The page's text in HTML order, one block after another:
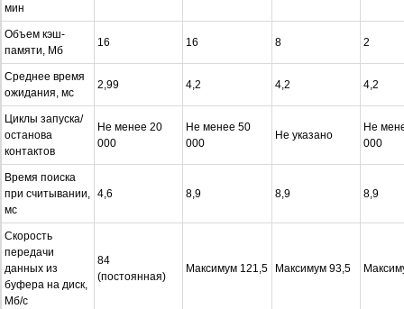
мин
Объем кэш-
памяти, Мб
16 16 8 2
Среднее время
ожидания, мс
2,99 4,2 4,2 4,2
Циклы запуска/
останова
контактов
Не менее 20
000
Не менее 50
000
Не указано
Не
000
Время поиска
при считывании,
мс
4,6 8,9 8,9 8,9
Скорость
передачи
данных из
буфера на диск,
Мб/с
84
(постоянная)
Максимум 121,5 Максимум 93,5